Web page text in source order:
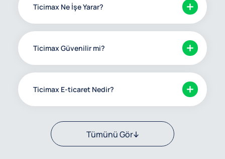
Ticimax Ne İşe Yarar?
Ticimax Güvenilir mi?
Ticimax E-ticaret Nedir?
Tümünü Gör